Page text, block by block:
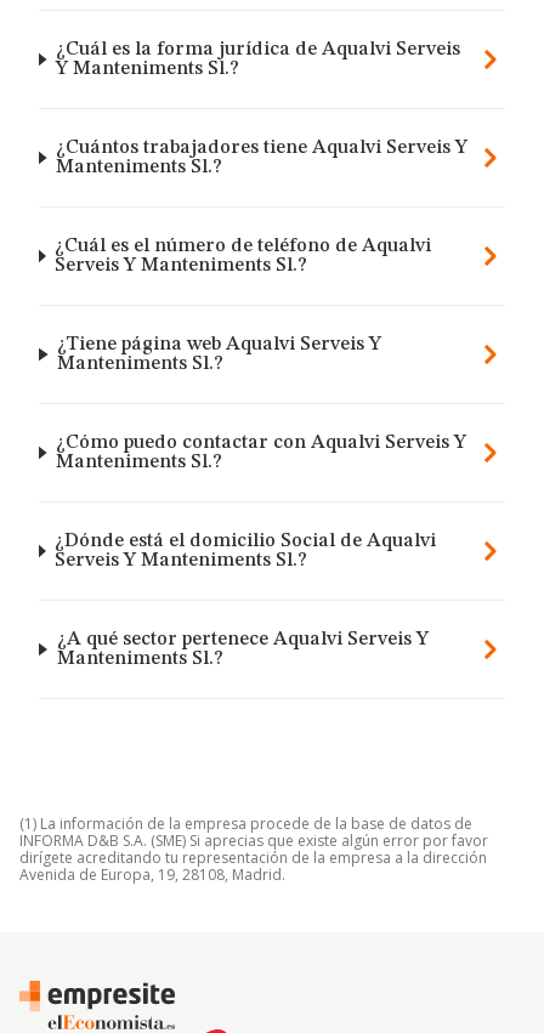
¿Cuál es la forma jurídica de Aqualvi Serveis
Y Manteniments Sl.?
¿Cuántos trabajadores tiene Aqualvi Serveis Y
Manteniments Sl.?
¿Cuál es el número de teléfono de Aqualvi
Serveis Y Manteniments Sl.?
¿Tiene página web Aqualvi Serveis Y
Manteniments Sl.?
¿Cómo puedo contactar con Aqualvi Serveis Y
Manteniments Sl.?
¿Dónde está el domicilio Social de Aqualvi
Serveis Y Manteniments Sl.?
¿A qué sector pertenece Aqualvi Serveis Y
Manteniments Sl.?
(1) La información de la empresa procede de la base de datos de
INFORMA D&B S.A. (SME) Si aprecias que existe algún error por favor
dirígete acreditando tu representación de la empresa a la dirección
Avenida de Europa, 19, 28108, Madrid.